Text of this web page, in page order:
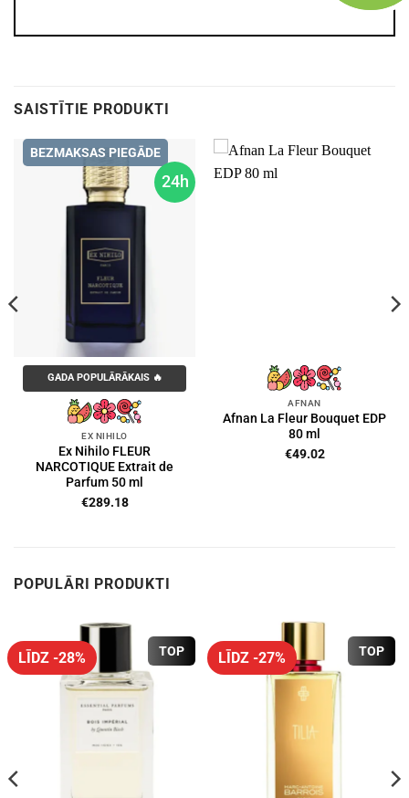
SAISTĪTIE PRODUKTI
24h
BEZMAKSAS PIEGĀDE
GADA POPULĀRĀKAIS 🔥
EX NIHILO
Ex Nihilo FLEUR
NARCOTIQUE Extrait de
Parfum 50 ml
€289.18
AFNAN
Afnan La Fleur Bouquet EDP
80 ml
€49.02
POPULĀRI PRODUKTI
TOP
LĪDZ -28% TOP
LĪDZ -27%